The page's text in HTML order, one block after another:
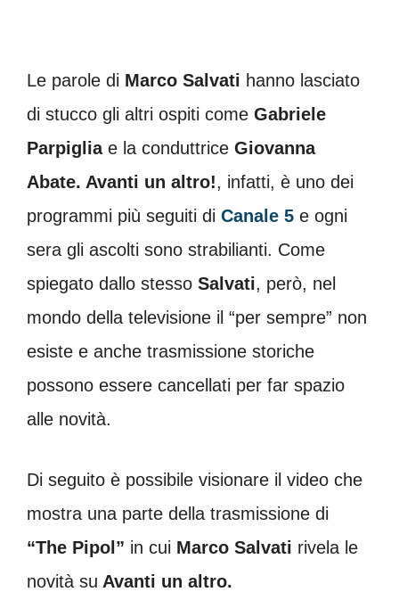
Le parole di Marco Salvati hanno lasciato
di stucco gli altri ospiti come Gabriele
Parpigliae la conduttrice Giovanna
Abate. Avanti un altro!, infatti, è uno dei
programmi più seguiti di Canale 5 e ogni
sera gli ascolti sono strabilianti. Come
spiegato dallo stesso Salvati, però, nel
mondo della televisione il “per sempre” non
esiste e anche trasmissione storiche
possono essere cancellati per far spazio
alle novità.
Di seguito è possibile visionare il video che
mostra una parte della trasmissione di
“The Pipol” in cui Marco Salvati rivela le
novità su Avanti un altro.